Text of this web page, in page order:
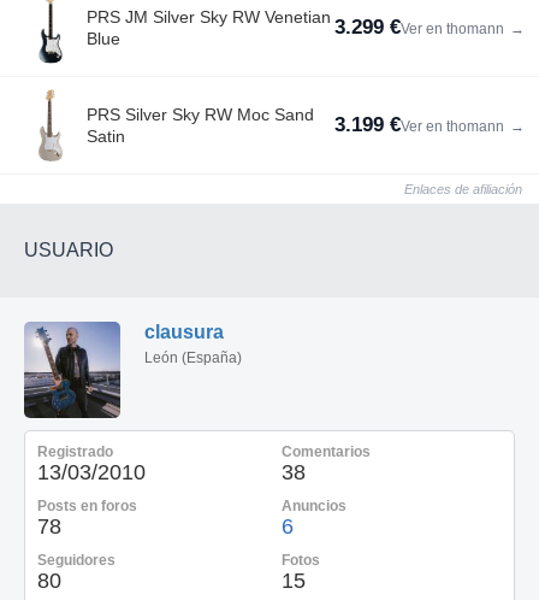
PRS JM Silver Sky RW Venetian
Blue
3.299 €Ver en thomann →
PRS Silver Sky RW Moc Sand
Satin
3.199 €Ver en thomann →
Enlaces de afiliación
USUARIO
clausura
León (España)
Registrado
13/03/2010
Comentarios
38
Posts en foros
78
Anuncios
6
Seguidores
80
Fotos
15